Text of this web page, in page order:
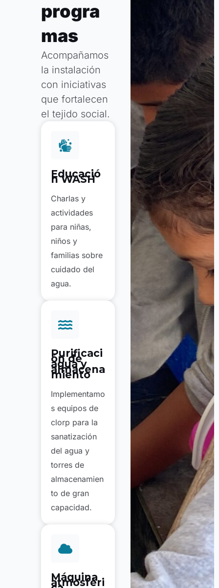
progra
mas
Acompañamos
la instalación
con iniciativas
que fortalecen
el tejido social.
Educació
n WASH
Charlas y
actividades
para niñas,
niños y
familias sobre
cuidado del
agua.
Purificaci
ón de
agua y
almacena
miento
Implementamo
s equipos de
clorp para la
sanatización
del agua y
torres de
almacenamien
to de gran
capacidad.
Máquina
atmosféri